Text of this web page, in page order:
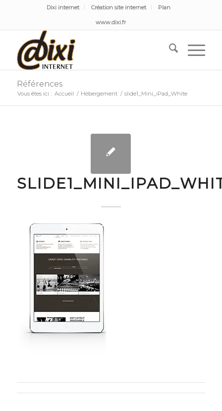
Dixi internet Création site internet Plan
www.dixi.fr
Références
Vous êtes ici : Accueil / Hébergement / slide1_Mini_iPad_White